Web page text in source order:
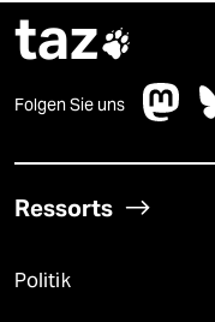
taz
Folgen Sie uns
Ressorts
Politik